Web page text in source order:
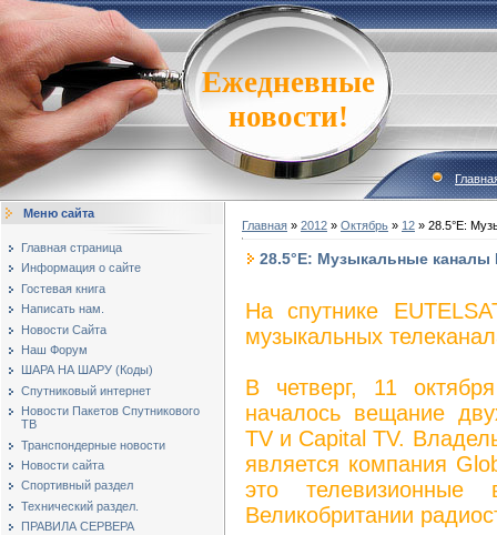
Ежедневные
новости!
Меню сайта
Главная страница
Информация о сайте
Гостевая книга
Написать нам.
Новости Сайта
Наш Форум
ШАРА НА ШАРУ (Коды)
Спутниковый интернет
Новости Пакетов Спутникового
ТВ
Транспондерные новости
Новости сайта
Спортивный раздел
Технический раздел.
ПРАВИЛА СЕРВЕРА
Главная » 2012 » Октябрь » 12 » 28.5°E:
28.5°E: Музыкальные каналы
На спутнике
музыкальных
В четверг, 11
началось вещание
TV и Capital TV.
является компания
это
Великобритании